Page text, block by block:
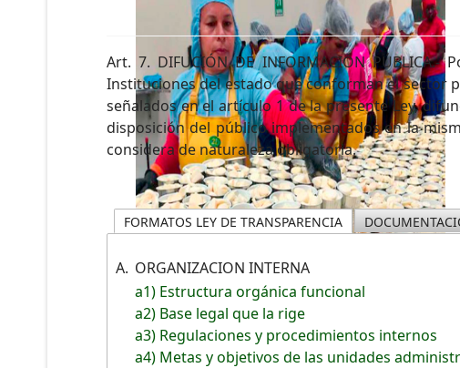
Art. 7. DIFUCIÓN DE INFORMACIÓN
Instituciones del estado que conforman el sector
señalados en el artículo 1 de la presente Ley,
disposición del público implementados en la
considera de naturaleza obligatoria.
FORMATOS LEY DE TRANSPARENCIA
A. ORGANIZACION INTERNA
a1) Estructura orgánica funcional
a2) Base legal que la rige
a3) Regulaciones y procedimientos internos
a4) Metas y objetivos de las unidades